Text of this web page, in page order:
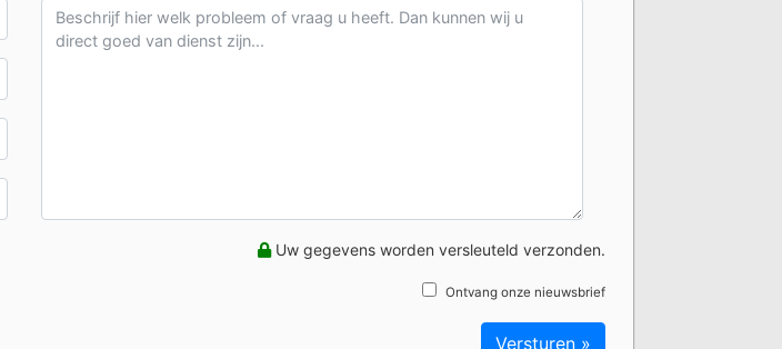
Uw gegevens worden versleuteld verzonden.
Ontvang onze nieuwsbrief